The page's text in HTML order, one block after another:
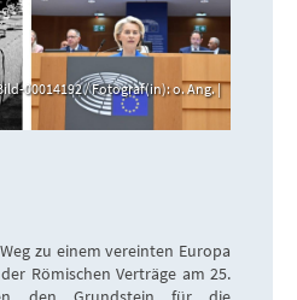
00014192 / Fotograf(in): o. Ang. |
zu einem vereinten Europa
Römischen Verträge am 25.